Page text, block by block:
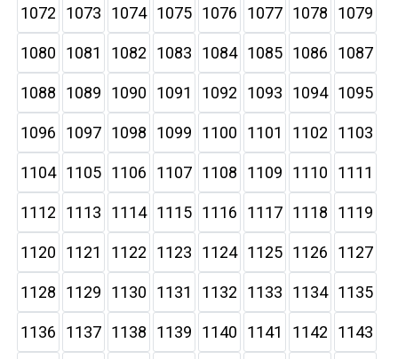
1072 1073 1074 1075 1076 1077 1078 1079
1080 1081 1082 1083 1084 1085 1086 1087
1088 1089 1090 1091 1092 1093 1094 1095
1096 1097 1098 1099 1100 1101 1102 1103
1104 1105 1106 1107 1108 1109 1110 1111
1112 1113 1114 1115 1116 1117 1118 1119
1120 1121 1122 1123 1124 1125 1126 1127
1128 1129 1130 1131 1132 1133 1134 1135
1136 1137 1138 1139 1140 1141 1142 1143